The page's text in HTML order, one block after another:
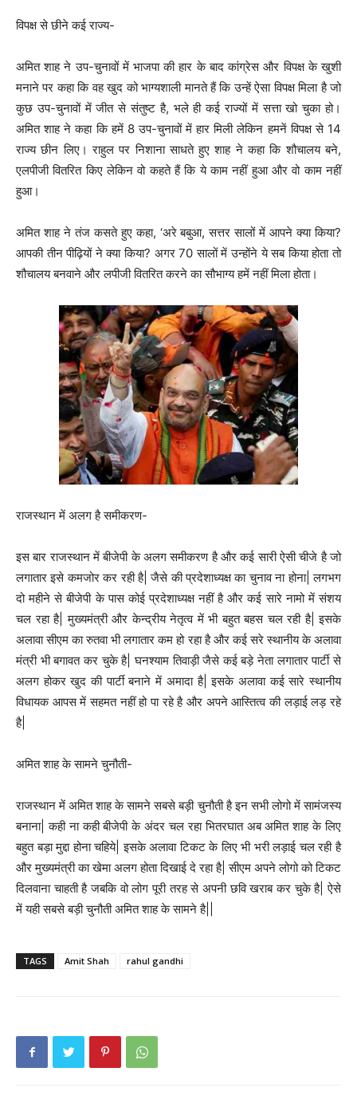
विपक्ष से छीने कई राज्य-
अमित शाह ने उप-चुनावों में भाजपा की हार के बाद कांग्रेस और विपक्ष के खुशी
मनाने पर कहा कि वह खुद को भाग्यशाली मानते हैं कि उन्हें ऐसा विपक्ष मिला है जो
कुछ उप-चुनावों में जीत से संतुष्ट है, भले ही कई राज्यों में सत्ता खो चुका हो।
अमित शाह ने कहा कि हमें 8 उप-चुनावों में हार मिली लेकिन हमनें विपक्ष से 14
राज्य छीन लिए। राहुल पर निशाना साधते हुए शाह ने कहा कि शौचालय बने,
एलपीजी वितरित किए लेकिन वो कहते हैं कि ये काम नहीं हुआ और वो काम नहीं
हुआ।
अमित शाह ने तंज कसते हुए कहा, ‘अरे बबुआ, सत्तर सालों में आपने क्या किया?
आपकी तीन पीढ़ियों ने क्या किया? अगर 70 सालों में उन्होंने ये सब किया होता तो
शौचालय बनवाने और लपीजी वितरित करने का सौभाग्य हमें नहीं मिला होता।
राजस्थान में अलग है समीकरण-
इस बार राजस्थान में बीजेपी के अलग समीकरण है और कई सारी ऐसी चीजे है जो
लगातार इसे कमजोर कर रही है| जैसे की प्रदेशाध्यक्ष का चुनाव ना होना| लगभग
दो महीने से बीजेपी के पास कोई प्रदेशाध्यक्ष नहीं है और कई सारे नामो में संशय
चल रहा है| मुख्यमंत्री और केन्द्रीय नेतृत्व में भी बहुत बहस चल रही है| इसके
अलावा सीएम का रुतवा भी लगातार कम हो रहा है और कई सरे स्थानीय के अलावा
मंत्री भी बगावत कर चुके है| घनश्याम तिवाड़ी जैसे कई बड़े नेता लगातार पार्टी से
अलग होकर खुद की पार्टी बनाने में अमादा है| इसके अलावा कई सारे स्थानीय
विधायक आपस में सहमत नहीं हो पा रहे है और अपने आस्तित्व की लड़ाई लड़ रहे
है|
अमित शाह के सामने चुनौती-
राजस्थान में अमित शाह के सामने सबसे बड़ी चुनौती है इन सभी लोगो में सामंजस्य
बनाना| कही ना कही बीजेपी के अंदर चल रहा भितरघात अब अमित शाह के लिए
बहुत बड़ा मुद्दा होना चहिये| इसके अलावा टिकट के लिए भी भरी लड़ाई चल रही है
और मुख्यमंत्री का खेमा अलग होता दिखाई दे रहा है| सीएम अपने लोगो को टिकट
दिलवाना चाहती है जबकि वो लोग पूरी तरह से अपनी छवि खराब कर चुके है| ऐसे
में यही सबसे बड़ी चुनौती अमित शाह के सामने है||
TAGS Amit Shah rahul gandhi